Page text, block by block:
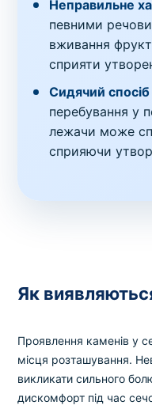
Неправильне
певними
вживання
сприяти
Сидячий
перебування у
лежачи може
сприяючи
Як
Проявлення каменів у
місця розташування.
викликати сильного
дискомфорт під час